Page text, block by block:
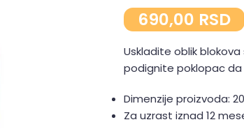
690,00 RSD
Uskladite oblik
podignite poklopac da
Dimenzije proizvoda: 20
Za uzrast iznad 12